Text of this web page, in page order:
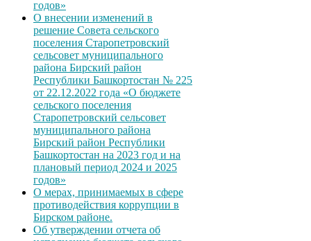
годов»
О внесении изменений в
решение Совета сельского
поселения Старопетровский
сельсовет муниципального
района Бирский район
Республики Башкортостан № 225
от 22.12.2022 года «О бюджете
сельского поселения
Старопетровский сельсовет
муниципального района
Бирский район Республики
Башкортостан на 2023 год и на
плановый период 2024 и 2025
годов»
О мерах, принимаемых в сфере
противодействия коррупции в
Бирском районе.
Об утверждении отчета об